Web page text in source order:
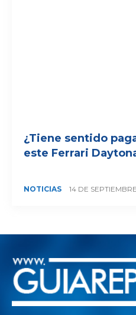
¿Tiene sentido
este Ferrari
NOTICIAS 14 DE